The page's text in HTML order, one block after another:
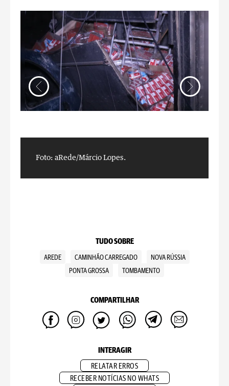
Foto: aRede/Márcio Lopes.
TUDO SOBRE
AREDE CAMINHÃO CARREGADO
NOVA RÚSSIA
PONTA GROSSA
TOMBAMENTO
COMPARTILHAR
INTERAGIR
RELATAR ERROS
RECEBER NOTÍCIAS NO WHATS